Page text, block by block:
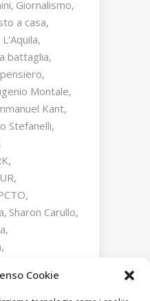
Cookie
Giornalismo
a casa
L'Aquila
battaglia
Montale
Kant
Stefanelli
Sharon Carullo
Zaha Hadid